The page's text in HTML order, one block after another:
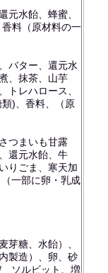
元水飴、蜂蜜、
料（原材料の一
バター、還元水
、抹茶、山芋
トレハロース、
)、香料、（原
つまいも甘露
還元水飴、牛
りごま、寒天加
一部に卵・乳成
芽糖、水飴）、
製造）、卵、砂
ソルビット、増